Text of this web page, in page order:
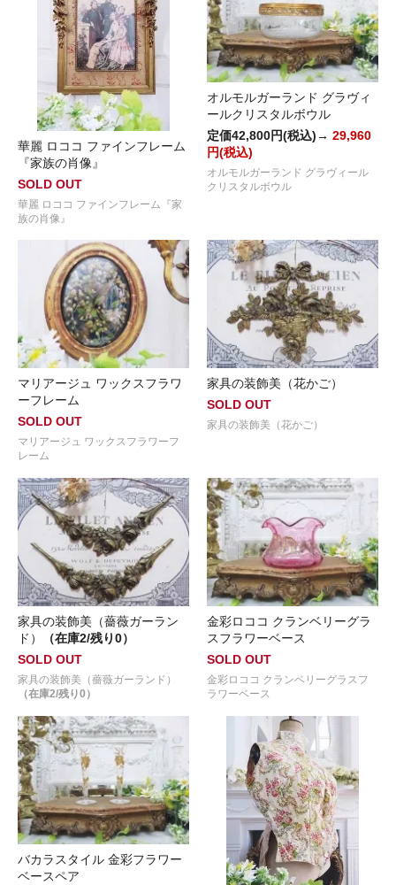
華麗 ロココ ファインフレーム
『家族の肖像』
SOLD OUT
華麗 ロココ ファインフレーム『家
族の肖像』
オルモルガーランド グラヴィ
ールクリスタルボウル
定価42,800円(税込)→ 29,960
円(税込)
オルモルガーランド グラヴィール
クリスタルボウル
マリアージュ ワックスフラワ
ーフレーム
SOLD OUT
マリアージュ ワックスフラワーフ
レーム
家具の装飾美（花かご）
SOLD OUT
家具の装飾美（花かご）
家具の装飾美（薔薇ガーラン
ド）
（在庫2/残り0）
SOLD OUT
家具の装飾美（薔薇ガーランド）
（在庫2/残り0）
金彩ロココ クランベリーグラ
スフラワーベース
SOLD OUT
金彩ロココ クランベリーグラスフ
ラワーベース
バカラスタイル 金彩フラワー
ベースペア